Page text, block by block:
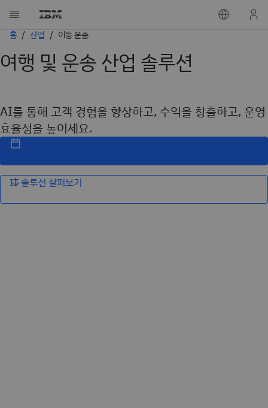
홈 산업 이동 운송
여행 및 운송 산업 솔루션
AI를 통해 고객 경험을 향상하고, 수익을 창출하고, 운영
효율성을 높이세요.
IT 솔루션 살펴보기